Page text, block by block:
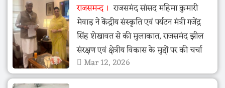
राजसमन्द
राजसमंद सांसद महिमा कुमारी
मेवाड़ ने केंद्रीय संस्कृति एवं पर्यटन मंत्री गजेंद्र
सिंह शेखावत से की मुलाकात, राजसमंद झील
संरक्षण एवं क्षेत्रीय विकास के मुद्दों पर की चर्चा
Mar 12, 2026